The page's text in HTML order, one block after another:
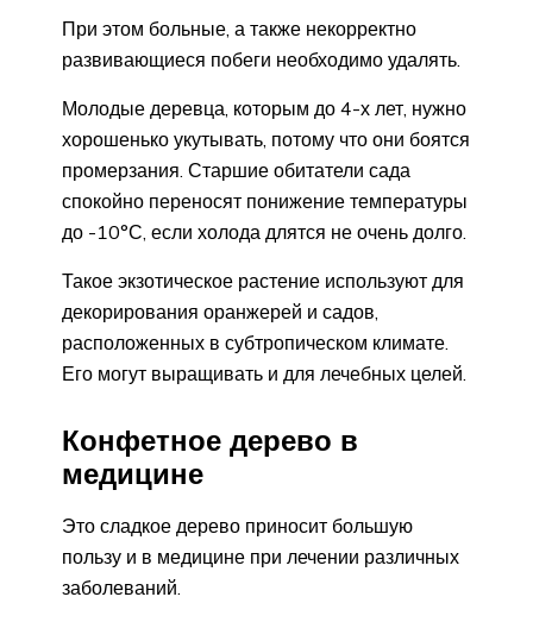
При этом больные, а также некорректно
развивающиеся побеги необходимо удалять.
Молодые деревца, которым до 4-х лет, нужно
хорошенько укутывать, потому что они боятся
промерзания. Старшие обитатели сада
спокойно переносят понижение температуры
до -10°С, если холода длятся не очень долго.
Такое экзотическое растение используют для
декорирования оранжерей и садов,
расположенных в субтропическом климате.
Его могут выращивать и для лечебных целей.
Конфетное дерево в
медицине
Это сладкое дерево приносит большую
пользу и в медицине при лечении различных
заболеваний.